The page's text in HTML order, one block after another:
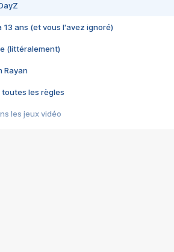
13 ans (et vous l'avez ignoré)
(littéralement)
Rayan
toutes les règles
les jeux vidéo